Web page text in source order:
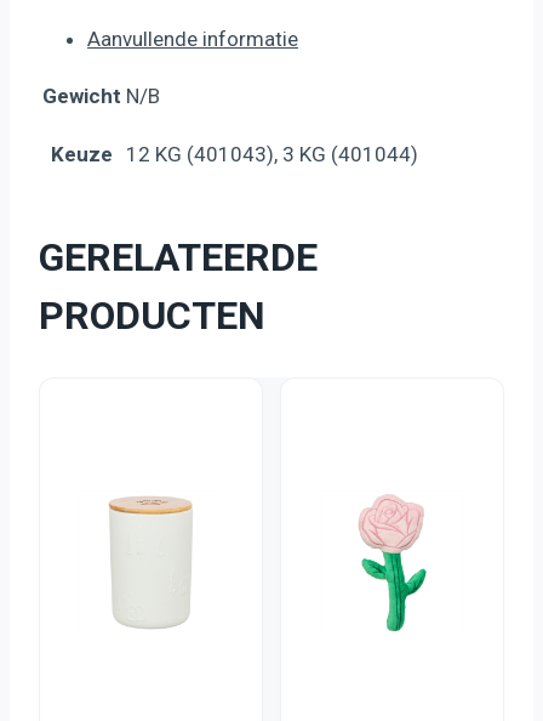
Aanvullende informatie
Gewicht N/B
Keuze 12 KG (401043), 3 KG (401044)
GERELATEERDE
PRODUCTEN